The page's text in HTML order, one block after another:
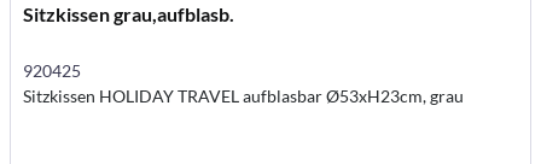
Sitzkissen grau,aufblasb.
920425
Sitzkissen HOLIDAY TRAVEL aufblasbar Ø53xH23cm, grau